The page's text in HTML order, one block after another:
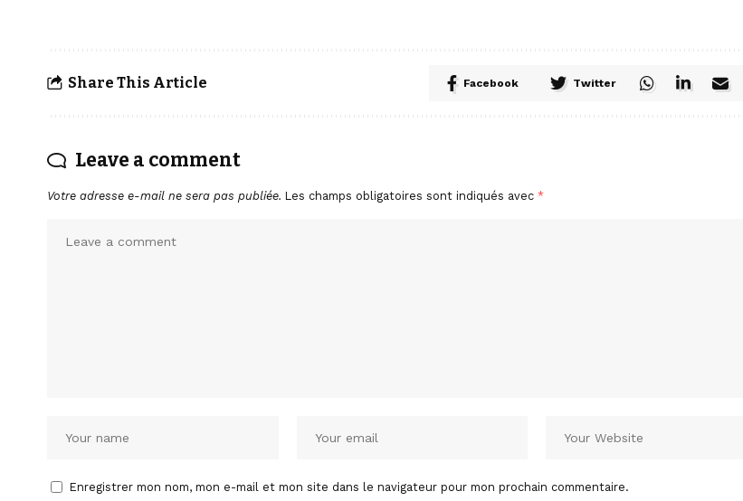
Share This Article Facebook Twitter
Leave a comment
Votre adresse e-mail ne sera pas publiée. Les champs obligatoires sont indiqués avec *
Enregistrer mon nom, mon e-mail et mon site dans le navigateur pour mon prochain commentaire.